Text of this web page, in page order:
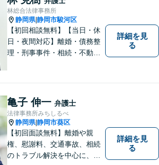
林総合法律事務所
静岡県|静岡市駿河区
【初回相談無料】【当日・休
日・夜間対応】離婚・債務整
理・刑事事件・相続・不動産
向き合うことを心がけていま
す。法人・個人事業主の事業
再建・債務整理の問題解決に
自信があります。
詳細を見
る
亀子 伸一 弁護士
法律事務所みちしるべ
静岡県|静岡市葵区
【初回面談無料】離婚や親
権、慰謝料、交通事故、相続
のトラブル解決を中心に、一
詳細を見
る